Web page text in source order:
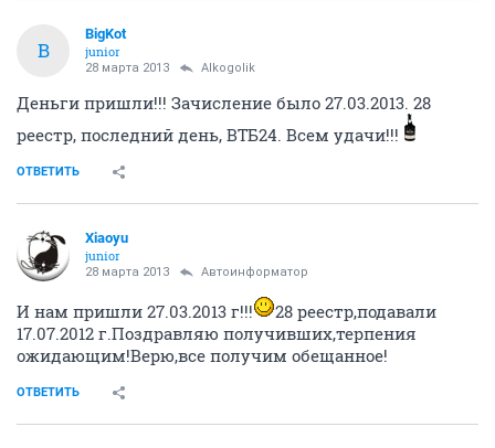
B
BigKot
junior
28 марта 2013 Alkogolik
Деньги пришли!!! Зачисление было 27.03.2013. 28
реестр, последний день, ВТБ24. Всем удачи!!!
ОТВЕТИТЬ
Xiaoyu
junior
28 марта 2013 Автоинформатор
И нам пришли 27.03.2013 г!!!
28 реестр,подавали
17.07.2012 г.Поздравляю получивших,терпения
ожидающим!Верю,все получим обещанное!
ОТВЕТИТЬ